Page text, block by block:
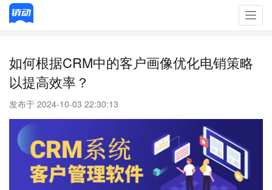
如何根据CRM中的客户画像优化电销策略
以提高效率？
发布于 2024-10-03 22:30:13